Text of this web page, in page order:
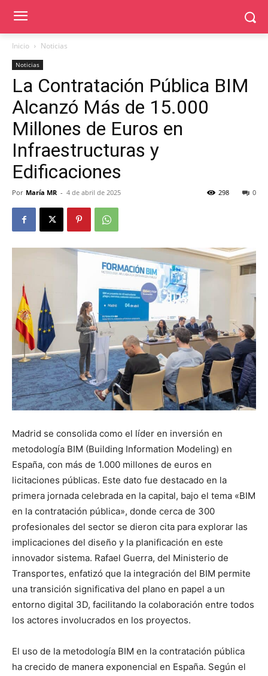
Inicio Noticias
Noticias
La Contratación Pública BIM
Alcanzó Más de 15.000
Millones de Euros en
Infraestructuras y
Edificaciones
Por María MR - 4 de abril de 2025 0
298
Madrid se consolida como el líder en inversión en
metodología BIM (Building Information Modeling) en
España, con más de 1.000 millones de euros en
licitaciones públicas. Este dato fue destacado en la
primera jornada celebrada en la capital, bajo el tema «BIM
en la contratación pública», donde cerca de 300
profesionales del sector se dieron cita para explorar las
implicaciones del diseño y la planificación en este
innovador sistema. Rafael Guerra, del Ministerio de
Transportes, enfatizó que la integración del BIM permite
una transición significativa del plano en papel a un
entorno digital 3D, facilitando la colaboración entre todos
los actores involucrados en los proyectos.
El uso de la metodología BIM en la contratación pública
ha crecido de manera exponencial en España. Según el